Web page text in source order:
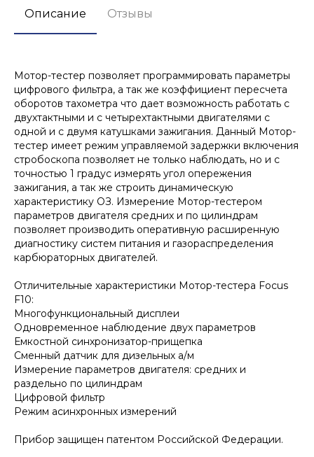
Описание Отзывы
Мотор-тестер позволяет программировать параметры
цифрового фильтра, а так же коэффициент пересчета
оборотов тахометра что дает возможность работать с
двухтактными и с четырехтактными двигателями с
одной и с двумя катушками зажигания. Данный Мотор-
тестер имеет режим управляемой задержки включения
стробоскопа позволяет не только наблюдать, но и с
точностью 1 градус измерять угол опережения
зажигания, а так же строить динамическую
характеристику ОЗ. Измерение Мотор-тестером
параметров двигателя средних и по цилиндрам
позволяет производить оперативную расширенную
диагностику систем питания и газораспределения
карбюраторных двигателей.
Отличительные характеристики Мотор-тестера Focus
F10:
Многофункциональный дисплеи
Одновременное наблюдение двух параметров
Емкостной синхронизатор-прищепка
Сменный датчик для дизельных а/м
Измерение параметров двигателя: средних и
раздельно по цилиндрам
Цифровой фильтр
Режим асинхронных измерений
Прибор защищен патентом Российской Федерации.